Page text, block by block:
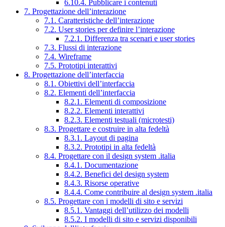
6.10.4. Pubblicare i contenuti
7. Progettazione dell’interazione
7.1. Caratteristiche dell’interazione
7.2. User stories per definire l’interazione
7.2.1. Differenza tra scenari e user stories
7.3. Flussi di interazione
7.4. Wireframe
7.5. Prototipi interattivi
8. Progettazione dell’interfaccia
8.1. Obiettivi dell’interfaccia
8.2. Elementi dell’interfaccia
8.2.1. Elementi di composizione
8.2.2. Elementi interattivi
8.2.3. Elementi testuali (microtesti)
8.3. Progettare e costruire in alta fedeltà
8.3.1. Layout di pagina
8.3.2. Prototipi in alta fedeltà
8.4. Progettare con il design system .italia
8.4.1. Documentazione
8.4.2. Benefici del design system
8.4.3. Risorse operative
8.4.4. Come contribuire al design system .italia
8.5. Progettare con i modelli di sito e servizi
8.5.1. Vantaggi dell’utilizzo dei modelli
8.5.2. I modelli di sito e servizi disponibili